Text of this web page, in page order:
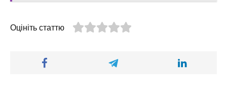
Оцініть статтю